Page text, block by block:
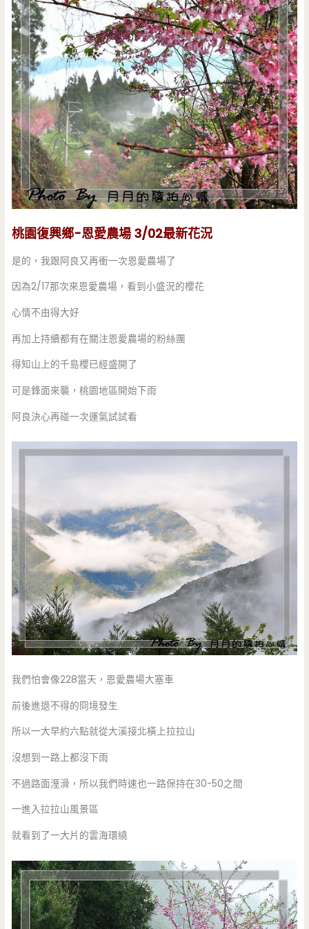
桃園復興鄉-恩愛農場 3/02最新花況
是的，我跟阿良又再衝一次恩愛農場了
因為2/17那次來恩愛農場，看到小盛況的櫻花
心情不由得大好
再加上持續都有在關注恩愛農場的粉絲團
得知山上的千島櫻已經盛開了
可是鋒面來襲，桃園地區開始下雨
阿良決心再碰一次運氣試試看
我們怕會像228當天，恩愛農場大塞車
前後進退不得的冏境發生
所以一大早約六點就從大溪接北橫上拉拉山
沒想到一路上都沒下雨
不過路面溼滑，所以我們時速也一路保持在30-50之間
一進入拉拉山風景區
就看到了一大片的雲海環繞